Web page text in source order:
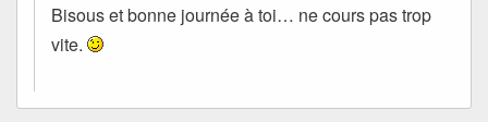
Bisous et bonne journée à toi… ne cours pas trop
vite.